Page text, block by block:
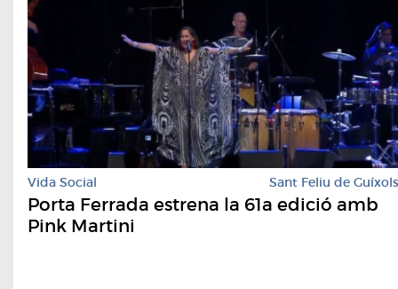
Vida Social Sant Feliu de Guíxols
Porta Ferrada estrena la 61a edició amb
Pink Martini